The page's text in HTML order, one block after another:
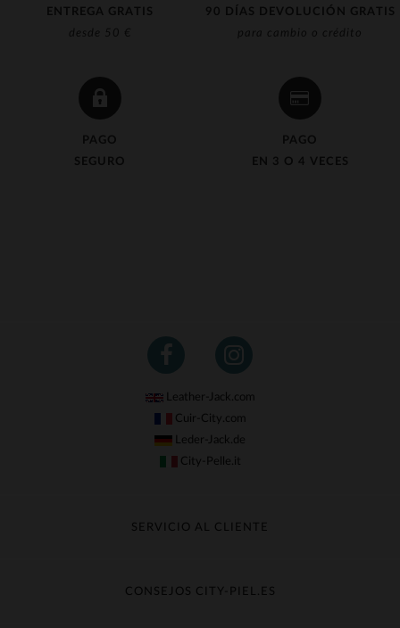
ENTREGA GRATIS
desde 50 €
90 DÍAS DEVOLUCIÓN GRATIS
para cambio o crédito
PAGO
SEGURO
PAGO
EN 3 O 4 VECES
Leather-Jack.com
Cuir-City.com
Leder-Jack.de
City-Pelle.it
SERVICIO AL CLIENTE
Cambio & Reembolso
CONSEJOS CITY-PIEL.ES